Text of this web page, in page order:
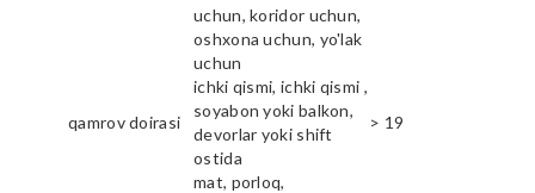
uchun, koridor uchun,
oshxona uchun, yo'lak
uchun
qamrov doirasi
ichki qismi, ichki qismi ,
soyabon yoki balkon,
devorlar yoki shift
ostida
> 19
mat, porloq,